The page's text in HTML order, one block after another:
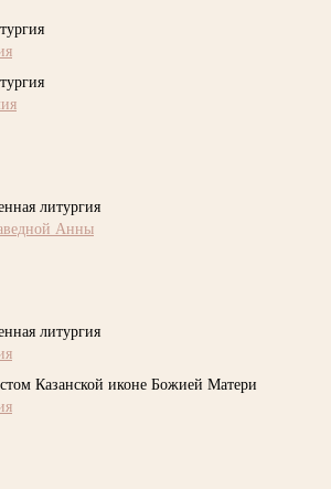
литургия
Анны
литургия
Казанской иконе Божией Матери